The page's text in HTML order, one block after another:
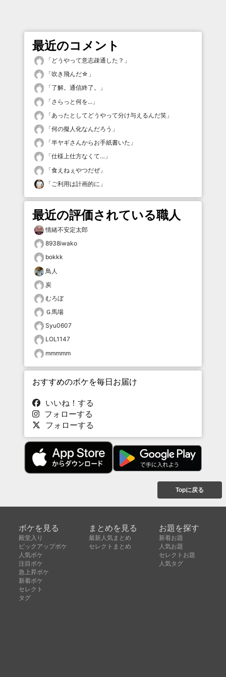
最近のコメント
「 どうやって意志疎通した？ 」
「吹き飛んだ☆ 」
「了解。通信終了。
」
「さらっと何を... 」
「あったとしてどうやって分け与えるんだ笑 」
「何の擬人化なんだろう 」
「半ヤギさんからお手紙書いた 」
「仕様上仕方なくて… 」
「食えねぇやつだぜ」
「 ご利用は計画的に 」
最近の評価されている職人
情緒不安定太郎
8938iwako
bokkk
鳥人
炭
むろぼ
Ｇ馬場
Syu0607
LOL1147
mmmmm
おすすめのボケを毎日お届け
いいね！する
フォローする
フォローする
Topに戻る
ボケを見る
殿堂入り
ピックアップボケ
人気ボケ
注目ボケ
急上昇ボケ
新着ボケ
セレクト
タグ
まとめを見る
最新人気まとめ
セレクトまとめ
お題を探す
新着お題
人気お題
セレクトお題
人気タグ